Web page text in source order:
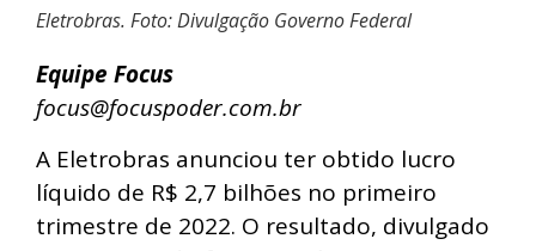
Eletrobras. Foto: Divulgação Governo Federal
Equipe Focus
focus@focuspoder.com.br
A Eletrobras anunciou ter obtido lucro
líquido de R$ 2,7 bilhões no primeiro
trimestre de 2022. O resultado, divulgado